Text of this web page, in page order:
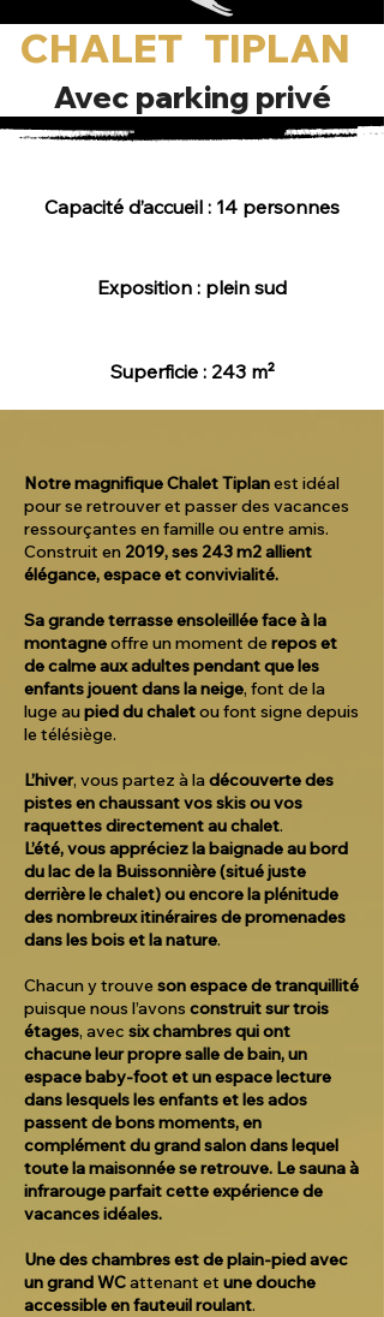
CHALET TIPLAN
Avec parking privé
Capacité d’accueil : 14 personnes
Exposition : plein sud
Superficie : 243 m²
Notre magnifique Chalet Tiplanest idéal
pour se retrouver et passer des vacances
ressourçantes en famille ou entre amis.
Construit en 2019, ses 243 m2 allient
élégance, espace et convivialité.
Sa grande terrasse ensoleillée face à la
montagneoffre un moment derepos et
de calme aux adultes pendant que les
enfants jouent dans la neige, font de la
luge aupied du chaletou font signe depuis
le télésiège.
L’hiver, vous partez à ladécouverte des
pistes en chaussant vos skis ou vos
raquettes directement au chalet.
L’été, vous appréciez la baignade au bord
du lac de la Buissonnière (situé juste
derrière le chalet) ou encore la plénitude
des nombreux itinéraires de promenades
dans les bois et la nature.
Chacun y trouveson espace de tranquillité
puisque nous l’avons construit sur trois
étages, avec six chambres qui ont
chacune leur propre salle de bain, un
espace baby-foot et un espace lecture
dans lesquels les enfants et les ados
passent de bons moments, en
complément du grand salon dans lequel
toute la maisonnée se retrouve. Le sauna à
infrarouge parfait cette expérience de
vacances idéales.
Une des chambres est de plain-pied avec
un grand WCattenant et une douche
accessible en fauteuil roulant.